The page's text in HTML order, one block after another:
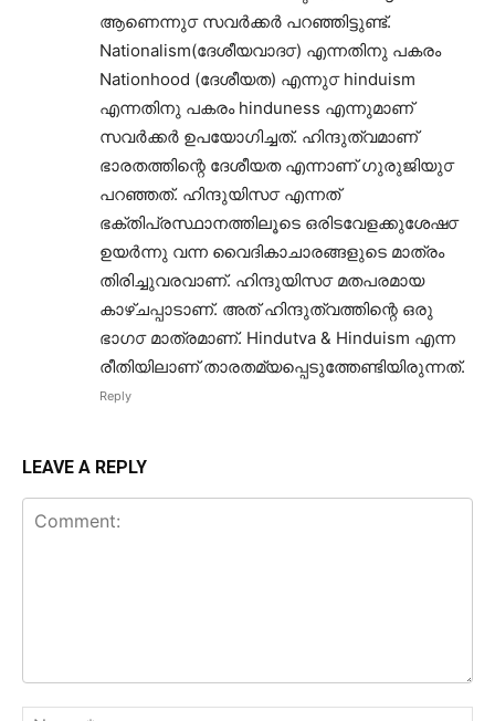
ആണെന്നു൦ സവർക്കർ പറഞ്ഞിട്ടുണ്ട്.
Nationalism(ദേശീയവാദ൦) എന്നതിനു പകരം
Nationhood (ദേശീയത) എന്നു൦ hinduism
എന്നതിനു പകരം hinduness എന്നുമാണ്
സവർക്കർ ഉപയോഗിച്ചത്. ഹിന്ദുത്വമാണ്
ഭാരതത്തിന്റെ ദേശീയത എന്നാണ് ഗുരുജിയു൦
പറഞ്ഞത്. ഹിന്ദുയിസ൦ എന്നത്
ഭക്തിപ്രസ്ഥാനത്തിലൂടെ ഒരിടവേളക്കുശേഷ൦
ഉയർന്നു വന്ന വൈദികാചാരങ്ങളുടെ മാത്രം
തിരിച്ചുവരവാണ്. ഹിന്ദുയിസ൦ മതപരമായ
കാഴ്ചപ്പാടാണ്. അത് ഹിന്ദുത്വത്തിന്റെ ഒരു
ഭാഗ൦ മാത്രമാണ്. Hindutva & Hinduism എന്ന
രീതിയിലാണ് താരതമ്യപ്പെടുത്തേണ്ടിയിരുന്നത്.
Reply
LEAVE A REPLY